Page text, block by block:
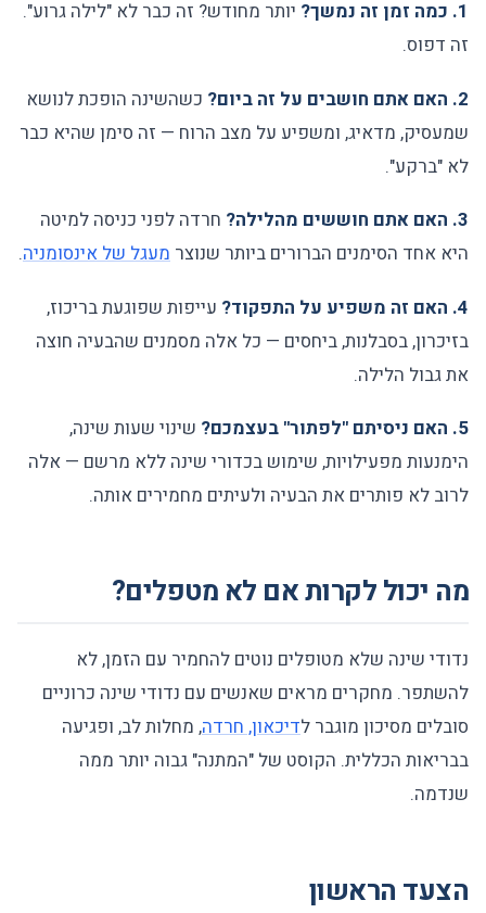
1. כמה זמן זה נמשך?
יותר מחודש? זה כבר לא "לילה גרוע".
זה דפוס.
2. האם אתם חושבים על זה ביום?
כשהשינה הופכת לנושא
שמעסיק, מדאיג, ומשפיע על מצב הרוח — זה סימן שהיא כבר
לא "ברקע".
3. האם אתם חוששים מהלילה?
חרדה לפני כניסה למיטה
היא אחד הסימנים הברורים ביותר שנוצר מעגל של אינסומניה.
4. האם זה משפיע על התפקוד?
עייפות שפוגעת בריכוז,
בזיכרון, בסבלנות, ביחסים — כל אלה מסמנים שהבעיה חוצה
את גבול הלילה.
5. האם ניסיתם "לפתור" בעצמכם?
שינוי שעות שינה,
הימנעות מפעילויות, שימוש בכדורי שינה ללא מרשם — אלה
לרוב לא פותרים את הבעיה ולעיתים מחמירים אותה.
מה יכול לקרות אם לא מטפלים?
נדודי שינה שלא מטופלים נוטים להחמיר עם הזמן, לא
להשתפר. מחקרים מראים שאנשים עם נדודי שינה כרוניים
סובלים מסיכון מוגבר לדיכאון, חרדה, מחלות לב, ופגיעה
בבריאות הכללית. הקוסט של "המתנה" גבוה יותר ממה
שנדמה.
הצעד הראשון